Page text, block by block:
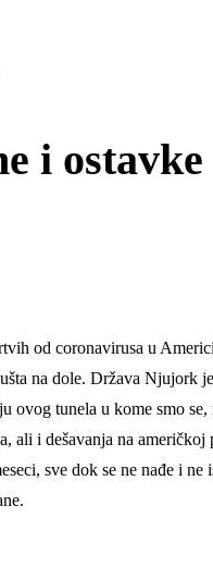
i ostavke
od coronavirusa u
na dole. Država
ovog tunela u kome smo
ali i dešavanja na
sve dok se ne nađe i